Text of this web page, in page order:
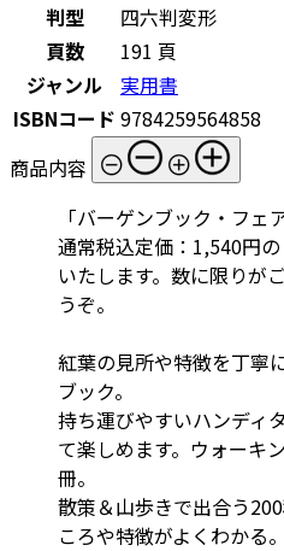
判型
四六判変形
頁数
191 頁
ジャンル
実用書
ISBNコード 9784259564858
商品内容
「バーゲンブック・フェ
通常税込定価：1,540円
いたします。数に限りが
うぞ。
紅葉の見所や特徴を丁寧
ブック。
持ち運びやすいハンディ
て楽しめます。ウォーキ
冊。
散策＆山歩きで出合う
ころや特徴がよくわかる。